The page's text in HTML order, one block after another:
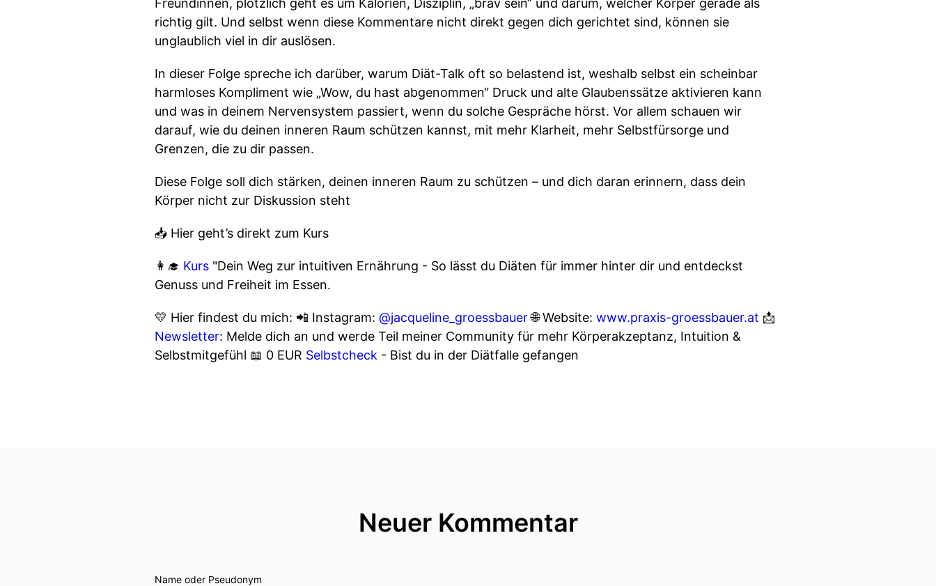
Freundinnen, plötzlich geht es um Kalorien, Disziplin, „brav sein“ und darum, welcher Körper gerade als
richtig gilt. Und selbst wenn diese Kommentare nicht direkt gegen dich gerichtet sind, können sie
unglaublich viel in dir auslösen.
In dieser Folge spreche ich darüber, warum Diät-Talk oft so belastend ist, weshalb selbst ein scheinbar
harmloses Kompliment wie „Wow, du hast abgenommen“ Druck und alte Glaubenssätze aktivieren kann
und was in deinem Nervensystem passiert, wenn du solche Gespräche hörst. Vor allem schauen wir
darauf, wie du deinen inneren Raum schützen kannst, mit mehr Klarheit, mehr Selbstfürsorge und
Grenzen, die zu dir passen.
Diese Folge soll dich stärken, deinen inneren Raum zu schützen – und dich daran erinnern, dass dein
Körper nicht zur Diskussion steht
📥 Hier geht’s direkt zum Kurs
👩‍🎓 Kurs "Dein Weg zur intuitiven Ernährung - So lässt du Diäten für immer hinter dir und entdeckst
Genuss und Freiheit im Essen.
💛 Hier findest du mich: 📲 Instagram: @jacqueline_groessbauer🌐 Website: www.praxis-groessbauer.at 📩
Newsletter: Melde dich an und werde Teil meiner Community für mehr Körperakzeptanz, Intuition &
Selbstmitgefühl 📖 0 EUR Selbstcheck - Bist du in der Diätfalle gefangen
Neuer Kommentar
Name oder Pseudonym